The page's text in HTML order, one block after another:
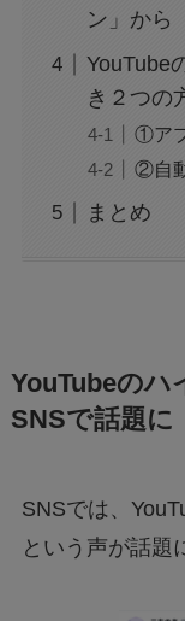
ン」から
YouTube
き２つの
①ア
②自
まとめ
YouTubeのハ
SNSで話題に
SNSでは、
という声が話題